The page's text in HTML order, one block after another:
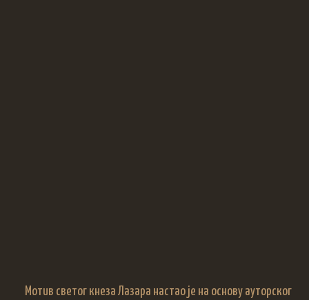
Мотив светог кнеза Лазара настао је на основу ауторског